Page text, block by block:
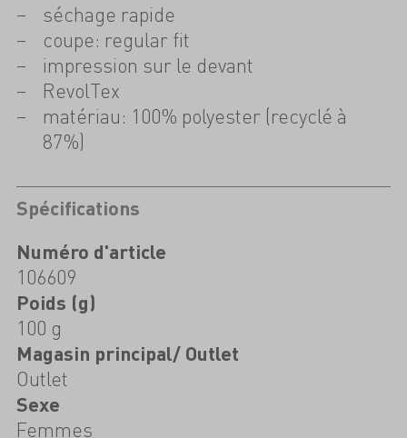
séchage rapide
coupe: regular fit
impression sur le devant
RevolTex
matériau: 100% polyester (recyclé à
87%)
Spécifications
Numéro d'article
106609
Poids (g)
100 g
Magasin principal/ Outlet
Outlet
Sexe
Femmes